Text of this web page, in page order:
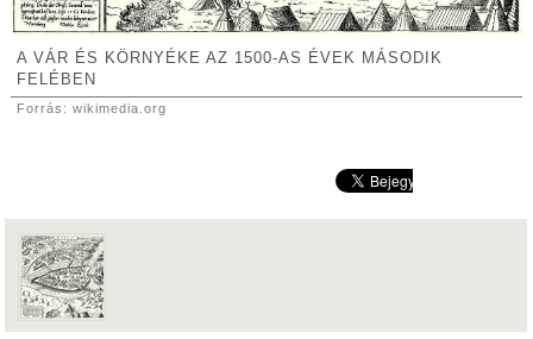
A VÁR ÉS KÖRNYÉKE AZ 1500-AS ÉVEK MÁSODIK
FELÉBEN
Forrás: wikimedia.org